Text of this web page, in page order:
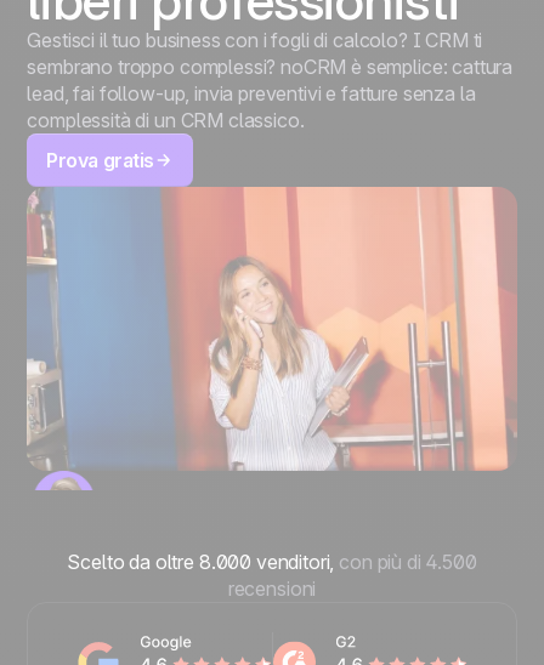
Gestisci il tuo business con i fogli di calcolo? I CRM ti
sembrano troppo complessi? noCRM è semplice: cattura
lead, fai follow-up, invia preventivi e fatture senza la
complessità di un CRM classico.
Prova gratis
Scelto da oltre 8.000 venditori, con più di 4.500
recensioni